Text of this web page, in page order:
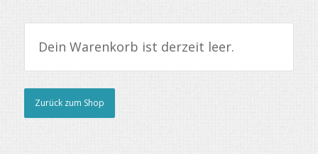
Dein Warenkorb ist derzeit leer.
Zurück zum Shop